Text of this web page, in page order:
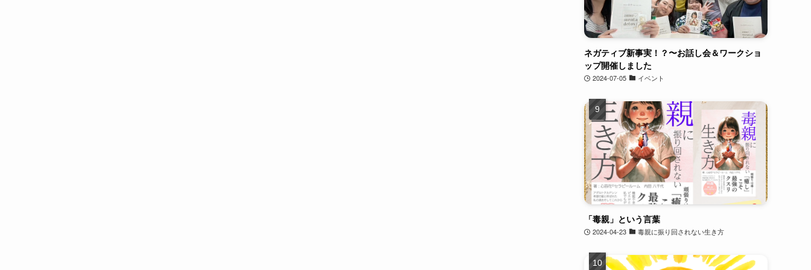
ネガティブ新事実！？〜お話し会＆ワークショ
ップ開催しました
2024-07-05 イベント
「毒親」という言葉
2024-04-23 毒親に振り回されない生き方